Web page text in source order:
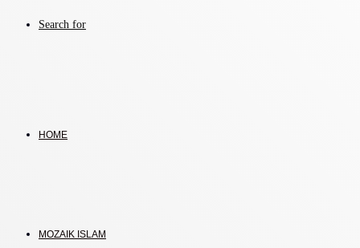
Search for
HOME
MOZAIK ISLAM